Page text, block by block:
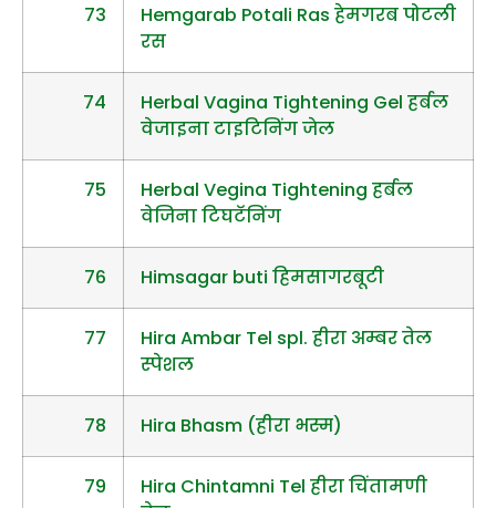
73
Hemgarab Potali Ras हेमगरब पोटली
रस
74
Herbal Vagina Tightening Gel हर्बल
वेजाइना टाइटिनिंग जेल
75
Herbal Vegina Tightening हर्बल
वेजिना टिघटॅनिंग
76 Himsagar buti हिमसागरबूटी
77
Hira Ambar Tel spl. हीरा अम्बर तेल
स्पेशल
78 Hira Bhasm (हीरा भस्म)
79
Hira Chintamni Tel हीरा चिंतामणी